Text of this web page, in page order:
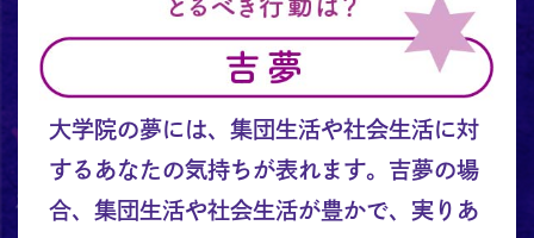
大学院の夢には、集団生活や社会生活に対
するあなたの気持ちが表れます。吉夢の場
合、集団生活や社会生活が豊かで、実りあ